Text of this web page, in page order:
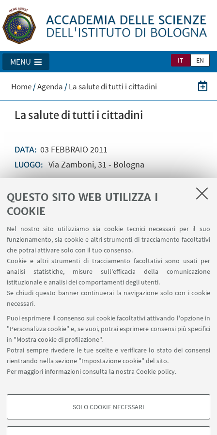
QUESTO SITO WEB UTILIZZA I
COOKIE
Nel nostro sito utilizziamo sia cookie tecnici necessari per il suo
funzionamento, sia cookie e altri strumenti di tracciamento facoltativi
che potrai attivare solo con il tuo consenso.
Cookie e altri strumenti di tracciamento facoltativi sono usati per
analisi statistiche, misure sull'efficacia della comunicazione
istituzionale e analisi dei comportamenti degli utenti.
Se chiudi questo banner continuerai la navigazione solo con i cookie
necessari.
Puoi esprimere il consenso sui cookie facoltativi attivando l'opzione in
"Personalizza cookie" e, se vuoi, potrai esprimere consensi più specifici
in "Mostra cookie di profilazione".
Potrai sempre rivedere le tue scelte e verificare lo stato dei consensi
rientrando nella sezione "Impostazione cookie" del sito.
Per maggiori informazioniconsulta la nostra Cookie policy.
COOKIE DI PROFILAZIONE - FACOLTATIVI
SOLO COOKIE NECESSARI
IT EN
MENU
Home/Agenda /La salute di tutti i cittadini
La salute di tutti i cittadini
DATA: 03 FEBBRAIO 2011
LUOGO: Via Zamboni, 31 - Bologna
TIPO:Evento
Giovedì 3 febbraio 2011 alle ore 16 nella Sala
Ulisse dell'Accademia delle Scienze, il Prof. Enrico
Garaci, Presidente dell'Istituto Superiore di Sanità -
Roma, terrà una conferenza dal titolo: L'Istituto
Superiore di Sanità nella sua odierna
organizzazione per la salute di tutti i cittadini.
Modera la discussione il Presidente dell'Accademia
delle Scienze Prof. Francesco Antonio Manzoli
Seguici su: